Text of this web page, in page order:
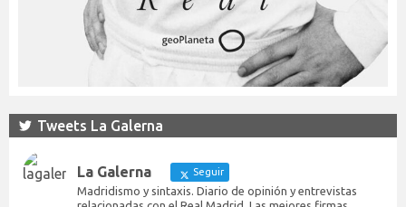
Tweets La Galerna
La Galerna Seguir
Madridismo y sintaxis. Diario de opinión y entrevistas